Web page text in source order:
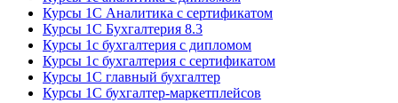
Курсы 1С Аналитика с сертификатом
Курсы 1С Бухгалтерия 8.3
Курсы 1с бухгалтерия с дипломом
Курсы 1с бухгалтерия с сертификатом
Курсы 1С главный бухгалтер
Курсы 1С бухгалтер-маркетплейсов